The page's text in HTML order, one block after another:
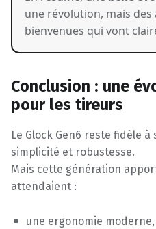
une révolution, mais
bienvenues qui vont
Conclusion : une
pour les tireurs
Le Glock Gen6 reste fidèle à
simplicité et robustesse.
Mais cette génération
attendaient :
une ergonomie moderne,